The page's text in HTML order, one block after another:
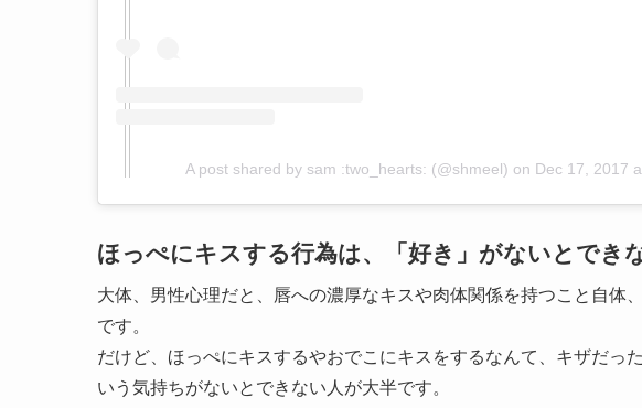
A post shared by sam :two_hearts: (@shmeel) on Dec 17, 2017
ほっぺにキスする行為は、「好き」がないとでき
大体、男性心理だと、唇への濃厚なキスや肉体関係を持つこと自体
です。
だけど、ほっぺにキスするやおでこにキスをするなんて、キザだっ
いう気持ちがないとできない人が大半です。